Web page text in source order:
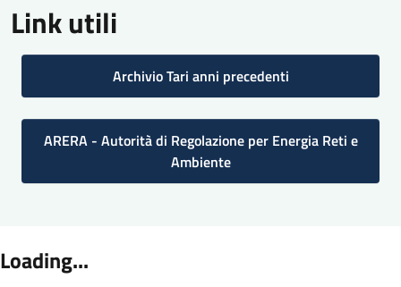
Link utili
Archivio Tari anni precedenti
ARERA - Autorità di Regolazione per Energia Reti e
Ambiente